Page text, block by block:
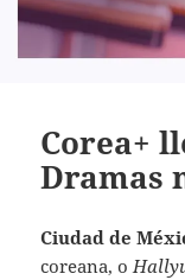
Corea+
Dramas
Ciudad de
coreana, o